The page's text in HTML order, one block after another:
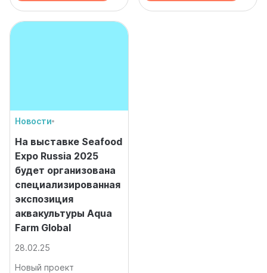
Новости
На выставке Seafood
Expo Russia 2025
будет организована
специализированная
экспозиция
аквакультуры Aqua
Farm Global
28.02.25
Новый проект